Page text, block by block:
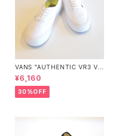
VANS "AUTHENTIC VR3 VN
0005UDTBD"
¥6,160
30%OFF